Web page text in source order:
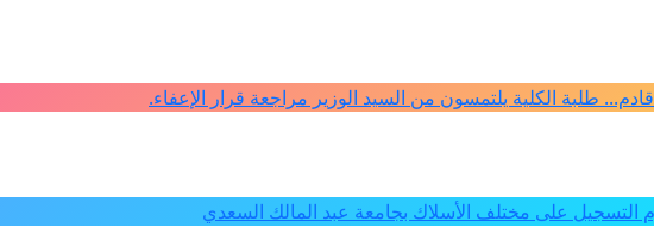
طلبة الكلية يلتمسون من السيد الوزير مراجعة قرار الإعفاء.
على مختلف الأسلاك بجامعة عبد المالك السعدي